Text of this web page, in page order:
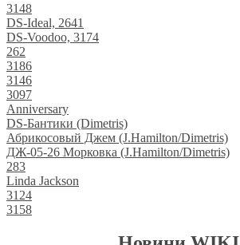
3148
DS-Ideal, 2641
DS-Voodoo, 3174
262
3186
3146
3097
Anniversary
DS-Бантики (Dimetris)
Абрикосовый Джем (J.Hamilton/Dimetris)
ДЖ-05-26 Морковка (J.Hamilton/Dimetris)
283
Linda Jackson
3124
3158